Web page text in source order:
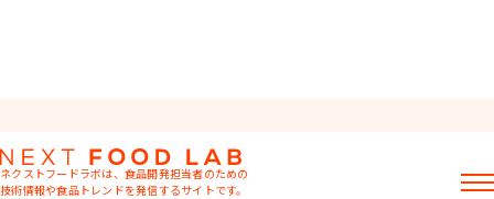
ネクストフードラボは、食品開発担当者のための
技術情報や食品トレンドを発信するサイトです。
「総菜」に関するソリューション